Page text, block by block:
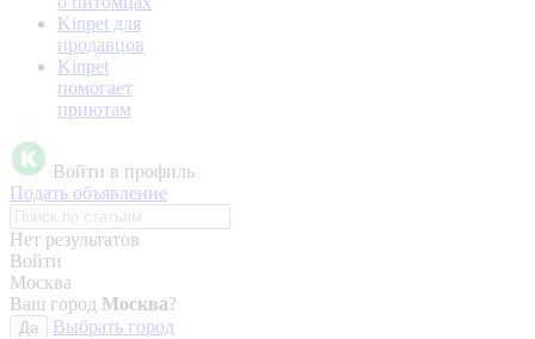
Kinpet для
продавцов
Kinpet
помогает
приютам
Войти в профиль
Подать объявление
Нет результатов
Войти
Москва
Ваш город Москва?
Да
Выбрать город